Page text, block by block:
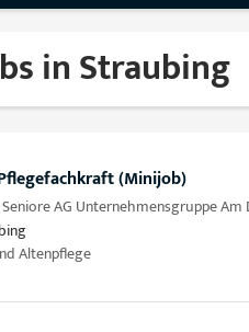
in Straubing
(Minijob)
AG Unternehmensgruppe
Altenpflege